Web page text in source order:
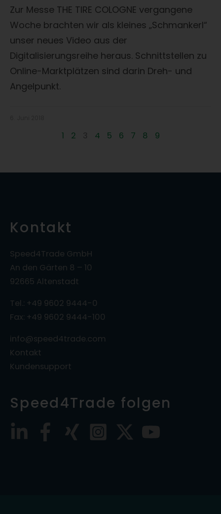
Zur Messe THE TIRE COLOGNE vergangene
Woche brachten wir als kleines „Schmankerl“
unser neues Video aus der
Digitalisierungsreihe heraus. Schnittstellen zu
Online-Marktplätzen sind darin Dreh- und
Angelpunkt.
1 2 3 4 5 6 7 8 9
Kontakt
Speed4Trade GmbH
An den Gärten 8 – 10
92665 Altenstadt
Tel.: +49 9602 9444-0
Fax: +49 9602 9444-100
info@speed4trade.com
Kontakt
Kundensupport
Speed4Trade folgen